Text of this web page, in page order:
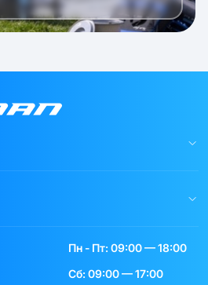
Пн - Пт: 09:00 — 18:00
Сб: 09:00 — 17:00